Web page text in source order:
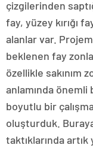
çizgilerinden
fay, yüzey kırığı
alanlar var.
beklenen fay
özellikle sakınım
anlamında önemli
boyutlu bir
oluşturduk.
taktıklarında artık